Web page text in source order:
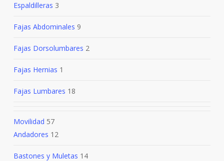
Espaldilleras 3
Fajas Abdominales 9
Fajas Dorsolumbares 2
Fajas Hernias 1
Fajas Lumbares 18
Movilidad 57
Andadores 12
Bastones y Muletas 14